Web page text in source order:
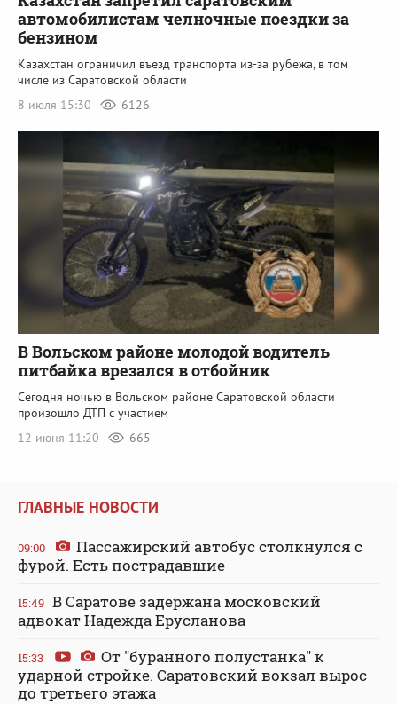
автомобилистам челночные поездки за
бензином
Казахстан ограничил въезд транспорта из-за рубежа, в том
числе из Саратовской области
8 июля 15:30
6126
В Вольском районе молодой водитель
питбайка врезался в отбойник
Сегодня ночью в Вольском районе Саратовской области
произошло ДТП с участием
12 июня 11:20
665
ГЛАВНЫЕ НОВОСТИ
09:00
Пассажирский автобус столкнулся с
фурой. Есть пострадавшие
15:49 В Саратове задержана московский
адвокат Надежда Ерусланова
15:33
От "буранного полустанка" к
ударной стройке. Саратовский вокзал вырос
до третьего этажа